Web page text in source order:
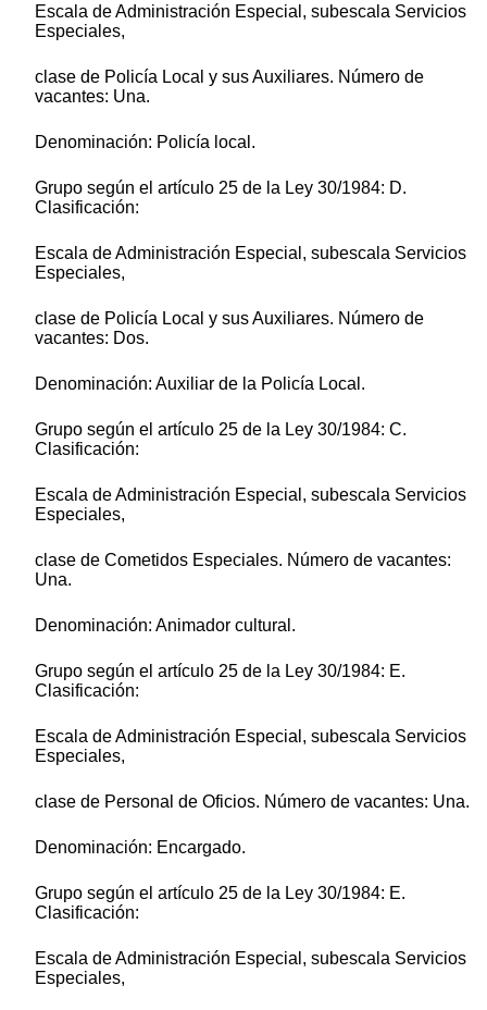
Escala de Administración Especial, subescala Servicios
Especiales,
clase de Policía Local y sus Auxiliares. Número de
vacantes: Una.
Denominación: Policía local.
Grupo según el artículo 25 de la Ley 30/1984: D.
Clasificación:
Escala de Administración Especial, subescala Servicios
Especiales,
clase de Policía Local y sus Auxiliares. Número de
vacantes: Dos.
Denominación: Auxiliar de la Policía Local.
Grupo según el artículo 25 de la Ley 30/1984: C.
Clasificación:
Escala de Administración Especial, subescala Servicios
Especiales,
clase de Cometidos Especiales. Número de vacantes:
Una.
Denominación: Animador cultural.
Grupo según el artículo 25 de la Ley 30/1984: E.
Clasificación:
Escala de Administración Especial, subescala Servicios
Especiales,
clase de Personal de Oficios. Número de vacantes: Una.
Denominación: Encargado.
Grupo según el artículo 25 de la Ley 30/1984: E.
Clasificación:
Escala de Administración Especial, subescala Servicios
Especiales,